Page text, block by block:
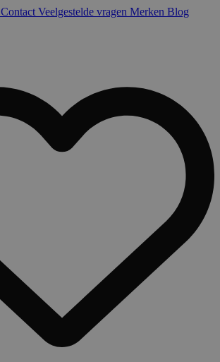
Contact Veelgestelde vragen Merken Blog